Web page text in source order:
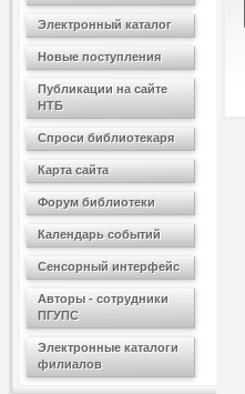
Электронный каталог
Новые поступления
Публикации на сайте
НТБ
Спроси библиотекаря
Карта сайта
Форум библиотеки
Календарь событий
Сенсорный интерфейс
Авторы - сотрудники
ПГУПС
Электронные каталоги
филиалов